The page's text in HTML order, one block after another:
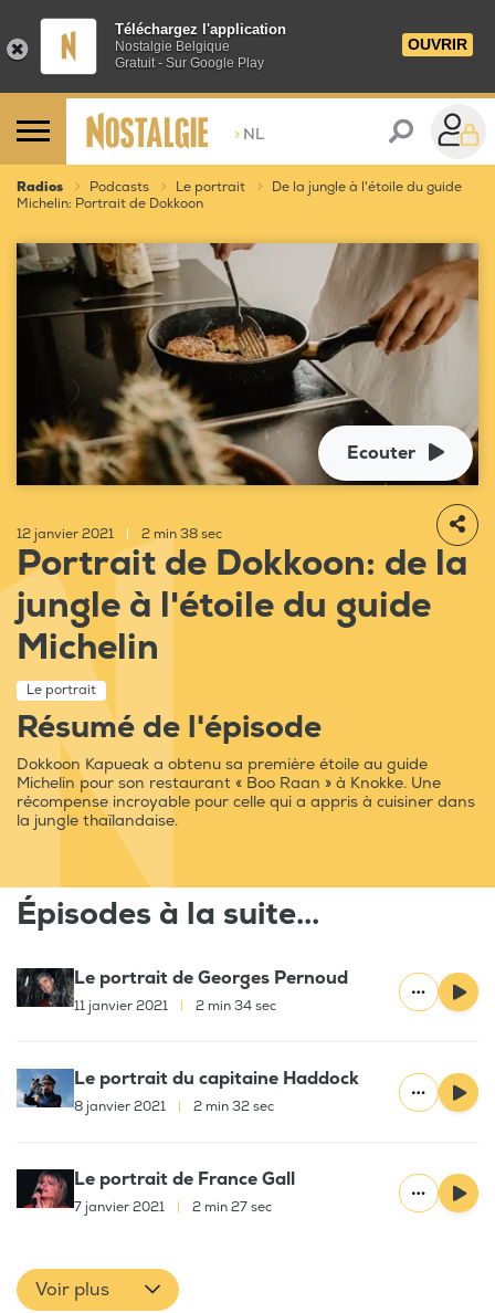
Téléchargez l'application
Nostalgie Belgique
Gratuit - Sur Google Play
OUVRIR
> NL
Radios Podcasts Le portrait
De la jungle à l'étoile du guide
Michelin: Portrait de Dokkoon
Ecouter
12 janvier 2021 2 min 38 sec
Portrait de Dokkoon: de la
jungle à l'étoile du guide
Michelin
Le portrait
Résumé de l'épisode
Dokkoon Kapueak a obtenu sa première étoile au guide
Michelin pour son restaurant « Boo Raan » à Knokke. Une
récompense incroyable pour celle qui a appris à cuisiner dans
la jungle thaïlandaise.
Épisodes à la suite...
Le portrait de Georges Pernoud
11 janvier 2021 2 min 34 sec
Le portrait du capitaine Haddock
8 janvier 2021 2 min 32 sec
Le portrait de France Gall
7 janvier 2021 2 min 27 sec
Voir plus